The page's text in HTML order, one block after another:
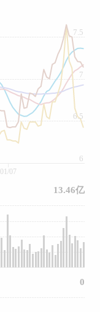
6
6.5
7
7.5
01/07
13.46亿
0